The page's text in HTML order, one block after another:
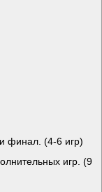
финал. (4-6 игр)
игр. (9